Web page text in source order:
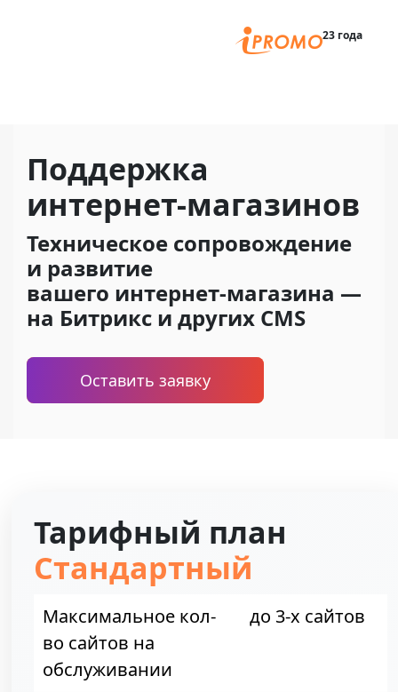
23 года
Поддержка
интернет-магазинов
Техническое сопровождение
и развитие
вашего интернет-магазина —
на Битрикс и других CMS
Оставить заявку
Тарифный план
Стандартный
Максимальное кол-
во сайтов на
обслуживании
до 3-х сайтов